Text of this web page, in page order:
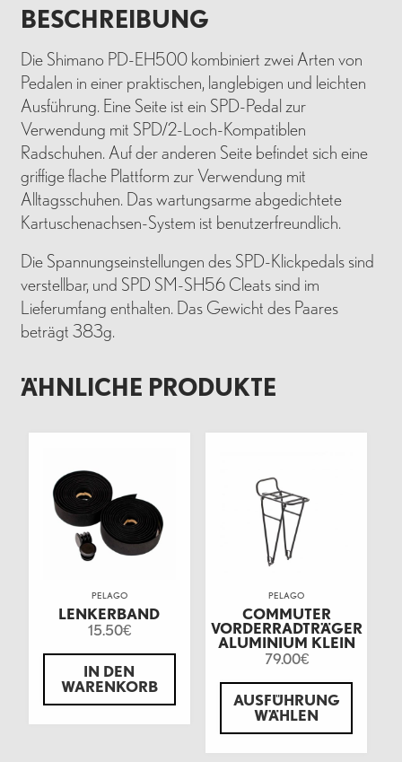
BESCHREIBUNG
Die Shimano PD-EH500 kombiniert zwei Arten von
Pedalen in einer praktischen, langlebigen und leichten
Ausführung. Eine Seite ist ein SPD-Pedal zur
Verwendung mit SPD/2-Loch-Kompatiblen
Radschuhen. Auf der anderen Seite befindet sich eine
griffige flache Plattform zur Verwendung mit
Alltagsschuhen. Das wartungsarme abgedichtete
Kartuschenachsen-System ist benutzerfreundlich.
Die Spannungseinstellungen des SPD-Klickpedals sind
verstellbar, und SPD SM-SH56 Cleats sind im
Lieferumfang enthalten. Das Gewicht des Paares
beträgt 383g.
ÄHNLICHE PRODUKTE
PELAGO
LENKERBAND
15.50€
IN DEN
WARENKORB
PELAGO
COMMUTER
VORDERRADTRÄGER
ALUMINIUM KLEIN
79.00€
AUSFÜHRUNG
WÄHLEN